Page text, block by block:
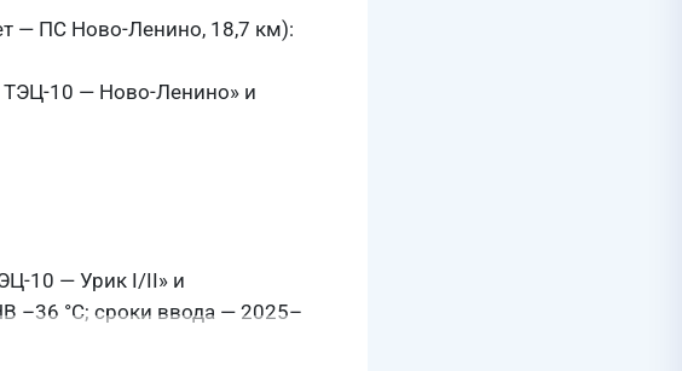
— ПС Ново-Ленино, 18,7 км):
ТЭЦ-10 — Ново-Ленино» и
10 — Урик I/II» и
–36 °С; сроки ввода — 2025–